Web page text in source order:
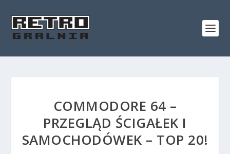
COMMODORE 64 –
PRZEGLĄD ŚCIGAŁEK I
SAMOCHODÓWEK – TOP 20!